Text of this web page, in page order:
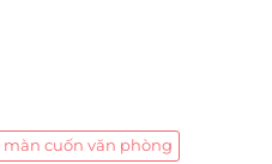
màn cuốn văn phòng